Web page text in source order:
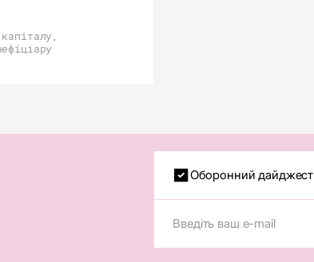
Оборонний дайджест